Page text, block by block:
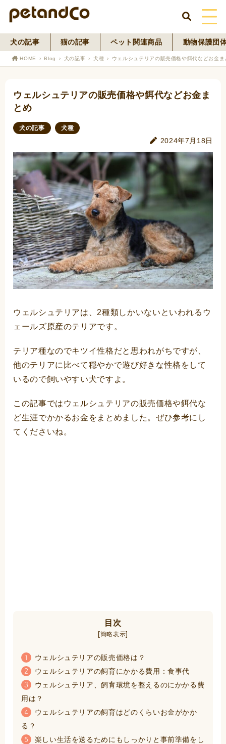
HOME
寄付活動
犬の記事 猫の記事 ペット関連商品 動物保護団
HOME Blog 犬の記事 犬種 ウェルシュテリアの販売価格や餌代などお金ま
ウェルシュテリアの販売価格や餌代などお金ま
とめ
犬の記事 犬種
2024年7月18日
ウェルシュテリアは、2種類しかいないといわれるウ
ェールズ原産のテリアです。
テリア種なのでキツイ性格だと思われがちですが、
他のテリアに比べて穏やかで遊び好きな性格をして
いるので飼いやすい犬ですよ。
この記事ではウェルシュテリアの販売価格や餌代な
ど生涯でかかるお金をまとめました。ぜひ参考にし
てくださいね。
目次
[簡略表示]
1 ウェルシュテリアの販売価格は？
2 ウェルシュテリアの飼育にかかる費用：食事代
3
ウェルシュテリア、飼育環境を整えるのにかかる費
用は？
4
ウェルシュテリアの飼育はどのくらいお金がかか
る？
5
楽しい生活を送るためにもしっかりと事前準備をし